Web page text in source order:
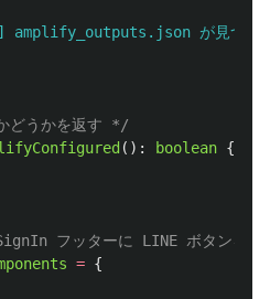
が見つかり
どうかを返す */
(): boolean {
フッターに LINE ボタンを
= {